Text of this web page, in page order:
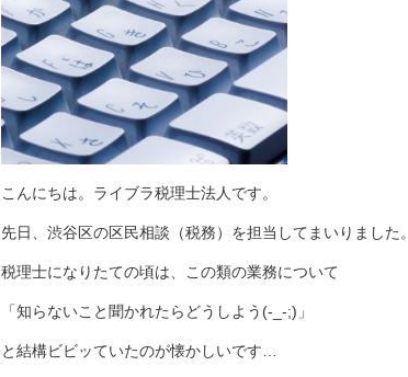
こんにちは。ライブラ税理士法人です。
先日、渋谷区の区民相談（税務）を担当してまいりました。
税理士になりたての頃は、この類の業務について
「知らないこと聞かれたらどうしよう(-_-;)」
と結構ビビッていたのが懐かしいです…